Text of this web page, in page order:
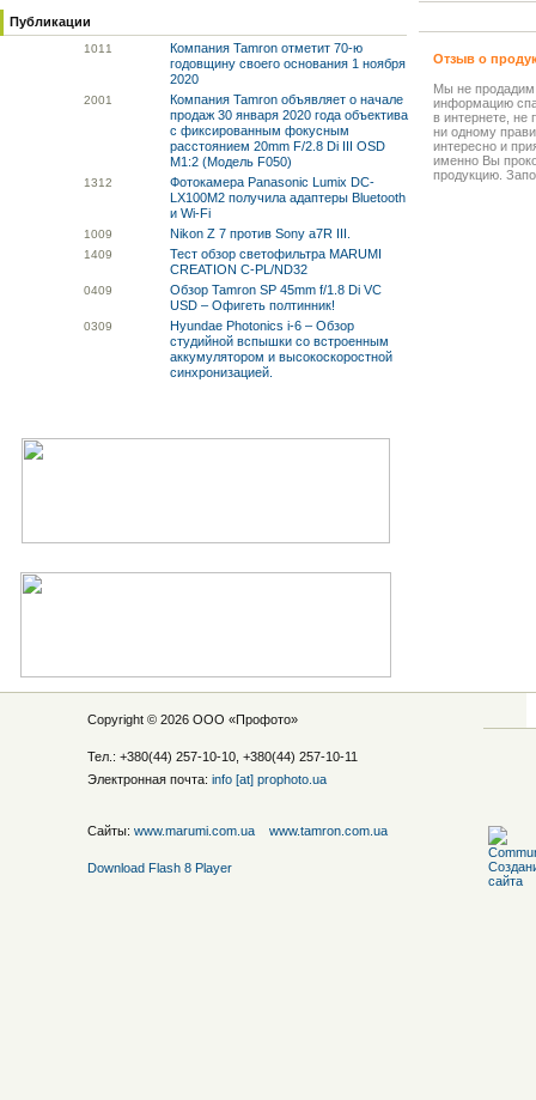
Публикации
1011
Компания Tamron отметит 70-ю
годовщину своего основания 1 ноября
2020
2001
Компания Tamron объявляет о начале
продаж 30 января 2020 года объектива
с фиксированным фокусным
расстоянием 20mm F/2.8 Di III OSD
M1:2 (Модель F050)
1312
Фотокамера Panasonic Lumix DC-
LX100M2 получила адаптеры Bluetooth
и Wi-Fi
1009 Nikon Z 7 против Sony a7R III.
1409
Тест обзор светофильтра MARUMI
CREATION C-PL/ND32
0409
Обзор Tamron SP 45mm f/1.8 Di VC
USD – Офигеть полтинник!
0309
Hyundae Photonics i-6 – Обзор
студийной вспышки со встроенным
аккумулятором и высокоскоростной
синхронизацией.
Отзыв о
Мы не
информацию
в интернете, не
ни одному
интересно и
именно Вы
продукцию.
Copyright © 2026 ООО «Профото»
Тел.: +380(44) 257-10-10, +380(44) 257-10-11
Электронная почта: info [at] prophoto.ua
Сайты: www.marumi.com.ua www.tamron.com.ua
Download Flash 8 Player